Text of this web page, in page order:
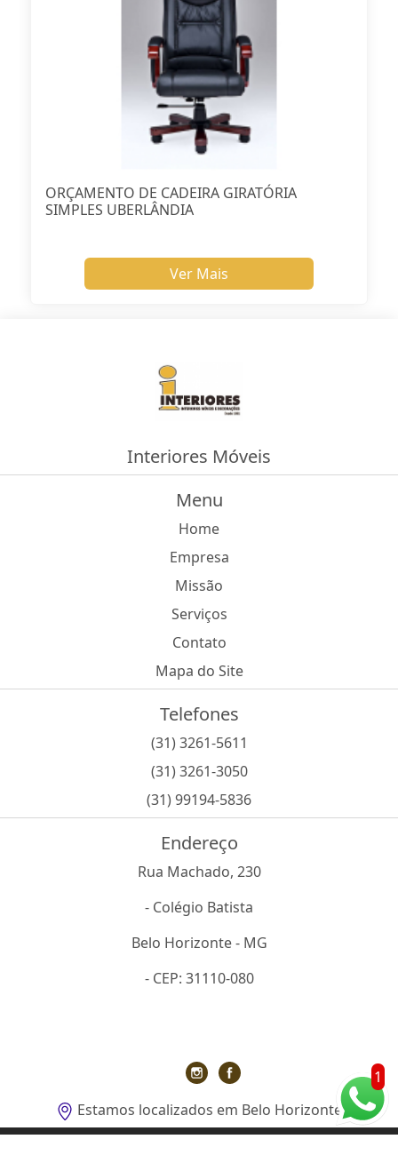
ORÇAMENTO DE CADEIRA GIRATÓRIA
SIMPLES UBERLÂNDIA
Ver Mais
Interiores Móveis
Menu
Home
Empresa
Missão
Serviços
Contato
Mapa do Site
Telefones
(31) 3261-5611
(31) 3261-3050
(31) 99194-5836
Endereço
Rua Machado, 230
- Colégio Batista
Belo Horizonte - MG
- CEP: 31110-080
Estamos localizados em Belo Horizonte
1